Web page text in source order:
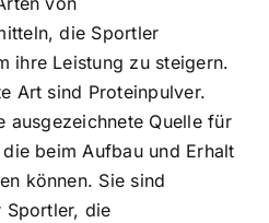
die Sportler
ihre Leistung zu steigern.
Art sind Proteinpulver.
ausgezeichnete Quelle für
beim Aufbau und Erhalt
können. Sie sind
Sportler, die